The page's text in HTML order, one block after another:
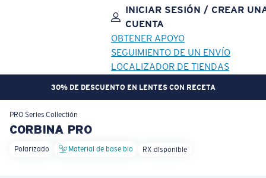
INICIAR SESIÓN / CREAR
CUENTA
OBTENER APOYO
SEGUIMIENTO DE UN ENVÍO
LOCALIZADOR DE TIENDAS
PREPÁRATE. GANA RECOMPENSAS. | ÚNETE A CREW REWARDS
OBJETIVO ACTUALIZADO
PRO Series Collectión
CORBINA PRO
Polarizado Material de base bio RX disponible